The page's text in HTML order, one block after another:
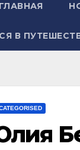
ГЛАВНАЯ
В